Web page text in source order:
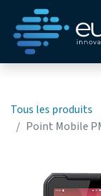
Tous les produits
Point Mobile